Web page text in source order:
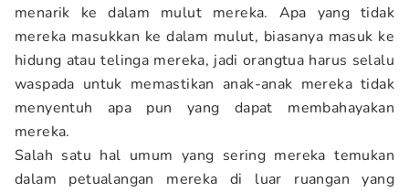
menarik ke dalam mulut mereka. Apa yang tidak
mereka masukkan ke dalam mulut, biasanya masuk ke
hidung atau telinga mereka, jadi orangtua harus selalu
waspada untuk memastikan anak-anak mereka tidak
menyentuh apa pun yang dapat membahayakan
mereka.
Salah satu hal umum yang sering mereka temukan
dalam petualangan mereka di luar ruangan yang